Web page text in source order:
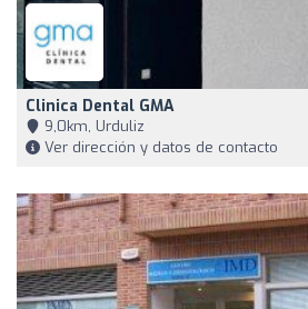
Clinica Dental GMA
9,0km, Urduliz
Ver dirección y datos de contacto